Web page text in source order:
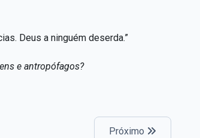
Deus a ninguém deserda.”
e antropófagos?
Próximo